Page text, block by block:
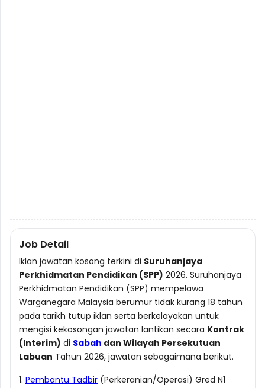
Job Detail
Iklan jawatan kosong terkini di Suruhanjaya
Perkhidmatan Pendidikan (SPP) 2026. Suruhanjaya
Perkhidmatan Pendidikan (SPP) mempelawa
Warganegara Malaysia berumur tidak kurang 18 tahun
pada tarikh tutup iklan serta berkelayakan untuk
mengisi kekosongan jawatan lantikan secara Kontrak
(Interim) di Sabah dan Wilayah Persekutuan
Labuan Tahun 2026, jawatan sebagaimana berikut.
1. Pembantu Tadbir (Perkeranian/Operasi) Gred N1